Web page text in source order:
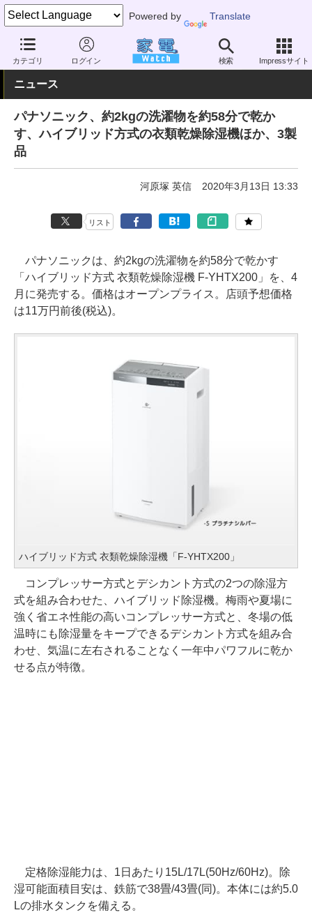
Powered by Translate
カテゴリ ログイン 検索 Impressサイト
家電 Watch 空調家電 加湿器・除湿機 除湿機
ニュース
パナソニック、約2kgの洗濯物を約58分で乾か
す、ハイブリッド方式の衣類乾燥除湿機ほか、3製
品
河原塚 英信 2020年3月13日 13:33
リスト
パナソニックは、約2kgの洗濯物を約58分で乾かす
「ハイブリッド方式 衣類乾燥除湿機 F-YHTX200」を、4
月に発売する。価格はオープンプライス。店頭予想価格
は11万円前後(税込)。
ハイブリッド方式 衣類乾燥除湿機「F-YHTX200」
コンプレッサー方式とデシカント方式の2つの除湿方
式を組み合わせた、ハイブリッド除湿機。梅雨や夏場に
強く省エネ性能の高いコンプレッサー方式と、冬場の低
温時にも除湿量をキープできるデシカント方式を組み合
わせ、気温に左右されることなく一年中パワフルに乾か
せる点が特徴。
定格除湿能力は、1日あたり15L/17L(50Hz/60Hz)。除
湿可能面積目安は、鉄筋で38畳/43畳(同)。本体には約5.0
Lの排水タンクを備える。